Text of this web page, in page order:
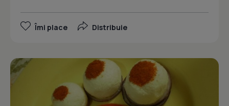
Îmi place Distribuie